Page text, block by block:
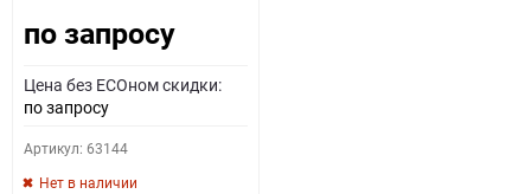
Как определить полярность?
0 - обратная 1 - прямая
по запросу
Цена без ECOном скидки:
по запросу
Артикул: 63144
Нет в наличии